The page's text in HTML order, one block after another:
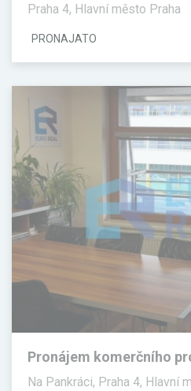
Praha 4, Hlavní město Praha
PRONAJATO
Pronájem komerčního
100 m²
Na Pankráci, Praha 4, Hlavní